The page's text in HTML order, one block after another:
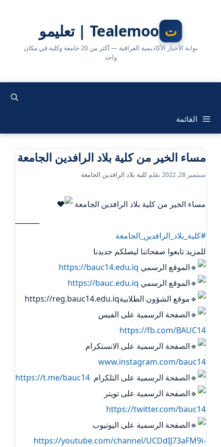
Tealemoo | تعليمو
بوابة الأخبار الأكاديمية العراقية — أكثر من 20 جامعة وكلية في مكان
واحد
القائمة
مساء الخير من كلية بلاد الرافدين الجامعة
سبتمبر 28, 2022 بقلمكلية بلاد الرافدين الجامعة
مساء الخير من كلية بلاد الرافدين الجامعة
#كلية_بلاد_الرافدين_الجامعة
للمزيد تابعوا صفحاتنا ليصلكم جديدنا
الموقع الرسمي https://bauc14.edu.iq
الموقع الرسمي https://bauc.edu.iq
موقع الشؤون الطلابيةhttps://reg.bauc14.edu.iq
الصفحة الرسمية على الفيس
https://fb.com/BAUC14
الصفحة الرسمية على الانستكرام
www.instagram.com/bauc14
الصفحة الرسمية على التلكرام ‏ https://t.me/bauc14
الصفحة الرسمية على تويتر
https://twitter.com/bauc14
الصفحة الرسمية على اليوتيوب
https://youtube.com/channel/UCDdIJ73aFM9i-